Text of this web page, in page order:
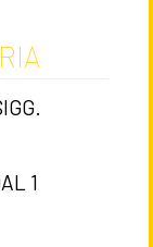
1